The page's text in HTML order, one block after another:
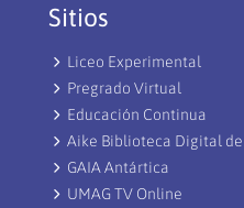
Sitios
Liceo Experimental
Pregrado Virtual
Educación Continua
Aike Biblioteca Digital
GAIA Antártica
UMAG TV Online